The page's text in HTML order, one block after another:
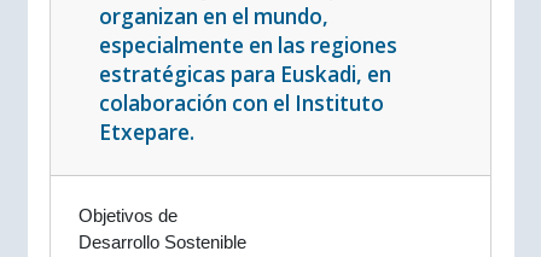
organizan en el mundo,
especialmente en las regiones
estratégicas para Euskadi, en
colaboración con el Instituto
Etxepare.
Objetivos de
Desarrollo Sostenible